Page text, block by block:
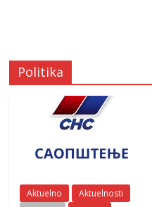
Politika
Aktuelno
Aktuelnosti